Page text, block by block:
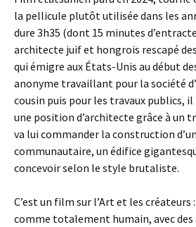
la pellicule plutôt utilisée dans les
dure 3h35 (dont 15 minutes
architecte juif et hongrois rescapé
qui émigre aux États-Unis au début
anonyme travaillant pour la société
cousin puis pour les travaux publics,
une position d’architecte grâce à un
va lui commander la construction
communautaire, un édifice
concevoir selon le style brutaliste.
C’est un film sur l’Art et les
comme totalement humain, avec des